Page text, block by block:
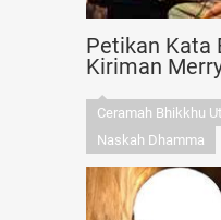
Petikan Kata
Kiriman
Ceramah Bhikkhu
Naskah Dhamma